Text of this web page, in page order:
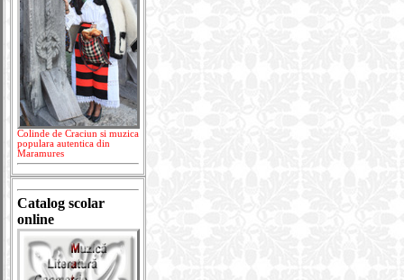
Colinde de Craciun si muzica
populara autentica din
Maramures
Catalog scolar
online